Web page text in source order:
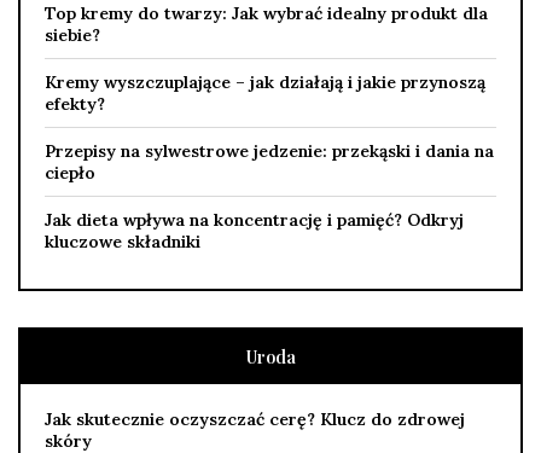
Top kremy do twarzy: Jak wybrać idealny produkt dla
siebie?
Kremy wyszczuplające – jak działają i jakie przynoszą
efekty?
Przepisy na sylwestrowe jedzenie: przekąski i dania na
ciepło
Jak dieta wpływa na koncentrację i pamięć? Odkryj
kluczowe składniki
Uroda
Jak skutecznie oczyszczać cerę? Klucz do zdrowej
skóry